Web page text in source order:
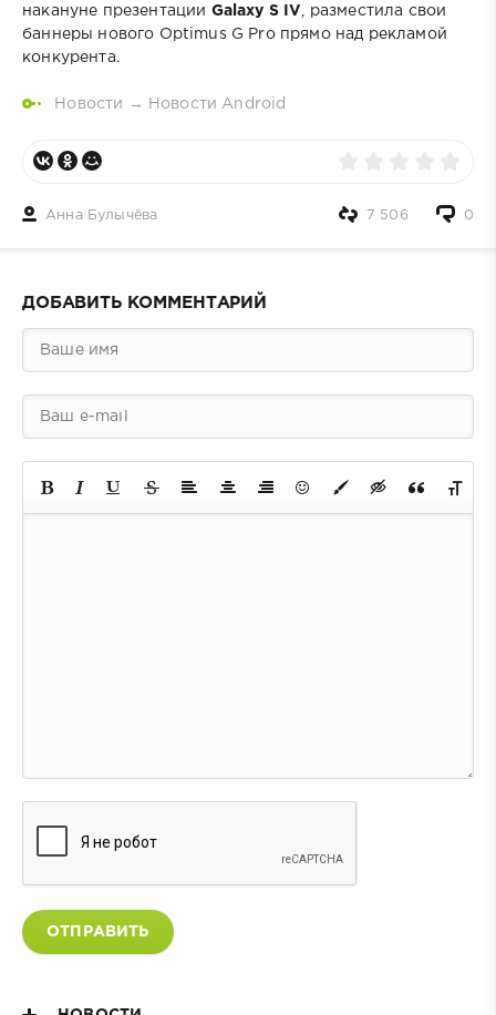
накануне презентации Galaxy S IV
, разместила свои
баннеры нового Optimus G Pro прямо над рекламой
конкурента.
Новости → Новости Android
Анна Булычёва 0
7 506
ДОБАВИТЬ КОММЕНТАРИЙ
ОТПРАВИТЬ